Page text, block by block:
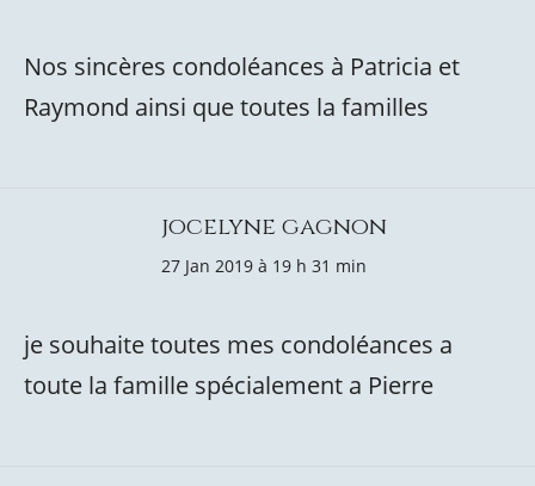
Nos sincères condoléances à Patricia et
Raymond ainsi que toutes la familles
jocelyne gagnon
27 Jan 2019 à 19 h 31 min
je souhaite toutes mes condoléances a
toute la famille spécialement a Pierre